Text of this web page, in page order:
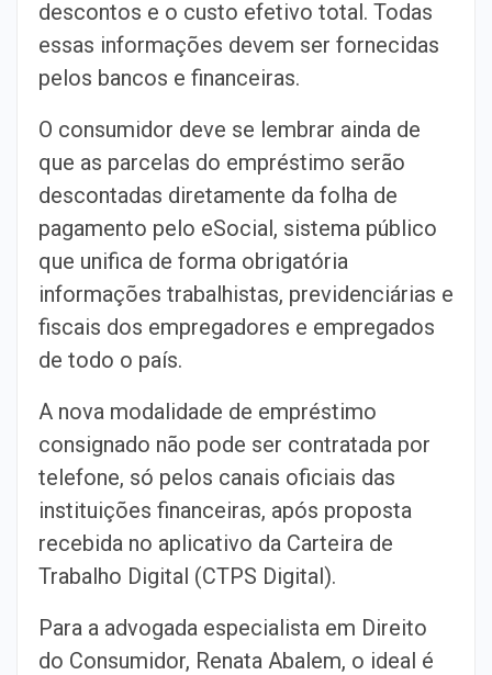
descontos e o custo efetivo total. Todas
essas informações devem ser fornecidas
pelos bancos e financeiras.
O consumidor deve se lembrar ainda de
que as parcelas do empréstimo serão
descontadas diretamente da folha de
pagamento pelo eSocial, sistema público
que unifica de forma obrigatória
informações trabalhistas, previdenciárias e
fiscais dos empregadores e empregados
de todo o país.
A nova modalidade de empréstimo
consignado não pode ser contratada por
telefone, só pelos canais oficiais das
instituições financeiras, após proposta
recebida no aplicativo da Carteira de
Trabalho Digital (CTPS Digital).
Para a advogada especialista em Direito
do Consumidor, Renata Abalem, o ideal é